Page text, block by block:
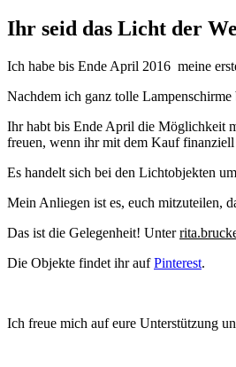
Ihr seid das Licht der
Ich habe bis Ende April 2016 meine
Nachdem ich ganz tolle
Ihr habt bis Ende April die Möglichkeit
freuen, wenn ihr mit dem Kauf
Es handelt sich bei den Lichtobjekten
Mein Anliegen ist es, euch mitzuteilen,
Das ist die Gelegenheit! Unter
Die Objekte findet ihr aufPinterest.
Ich freue mich auf eure Unterstützung